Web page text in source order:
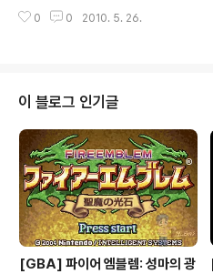
0 0 2010. 5. 26.
이 블로그 인기글
[GBA] 파이어 엠블렘: 성마의 광